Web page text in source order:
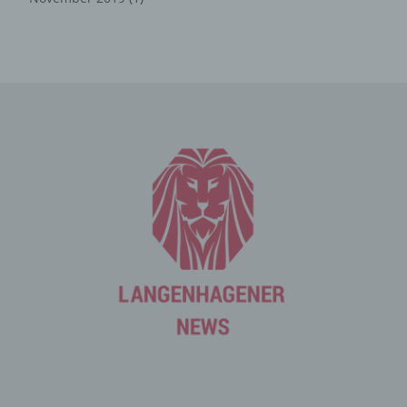
betroffenen Person gespeichert. Es erfolgt keine
Weitergabe dieser personenbezogenen Daten an Dritte.
Kommentarfunktion im Blog auf der
Internetseite des für die Verarbeitung Verantwortlichen
befindet, die Möglichkeit, individuelle Kommentare zu
einzelnen Blog-Beiträgen zu hinterlassen. Ein Blog ist ein